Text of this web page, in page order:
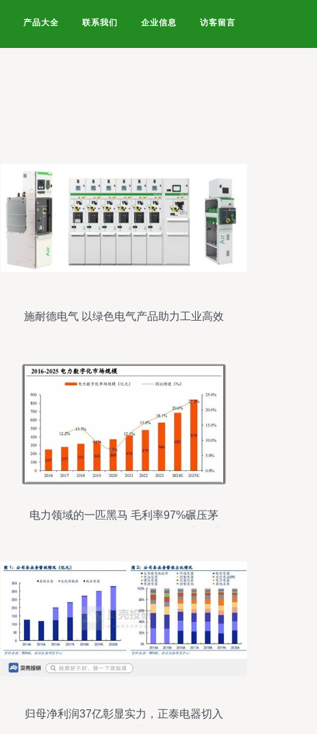
产品大全 联系我们 企业信息 访客留言
施耐德电气 以绿色电气产品助力工业高效
电力领域的一匹黑马 毛利率97%碾压茅
归母净利润37亿彰显实力，正泰电器切入